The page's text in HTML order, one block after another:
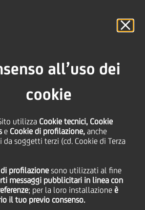
all’uso dei
cookie
utilizza Cookie tecnici, Cookie
e Cookie di profilazione, anche
soggetti terzi (cd. Cookie di Terza
profilazione sono utilizzati al fine
messaggi pubblicitari in linea con
; per la loro installazione è
il tuo previo consenso.
SEND